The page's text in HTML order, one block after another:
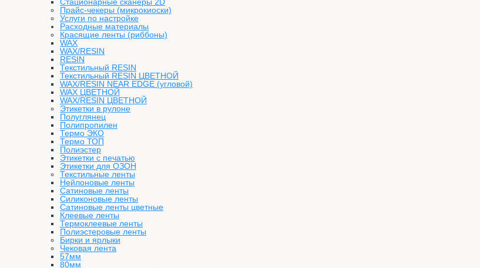
Прайс-чекеры (микрокиоски)
Услуги по настройке
Расходные материалы
Красящие ленты (риббоны)
WAX
WAX/RESIN
RESIN
Текстильный RESIN
Текстильный RESIN ЦВЕТНОЙ
WAX/RESIN NEAR EDGE (угловой)
WAX ЦВЕТНОЙ
WAX/RESIN ЦВЕТНОЙ
Этикетки в рулоне
Полуглянец
Полипропилен
Термо ЭКО
Термо ТОП
Полиэстер
Этикетки с печатью
Этикетки для ОЗОН
Текстильные ленты
Нейлоновые ленты
Сатиновые ленты
Силиконовые ленты
Сатиновые ленты цветные
Клеевые ленты
Термоклеевые ленты
Полиэстеровые ленты
Бирки и ярлыки
Чековая лента
57мм
80мм